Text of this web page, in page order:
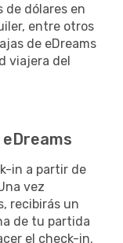
dólares en
entre otros
de eDreams
viajera del
in a partir de
vez
recibirás un
de tu partida
el check-in.